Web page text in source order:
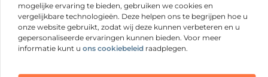
mogelijke ervaring te bieden, gebruiken we cookies en
vergelijkbare technologieën. Deze helpen ons te begrijpen hoe u
onze website gebruikt, zodat wij deze kunnen verbeteren en u
gepersonaliseerde ervaringen kunnen bieden. Voor meer
informatie kunt u ons cookiebeleid raadplegen.